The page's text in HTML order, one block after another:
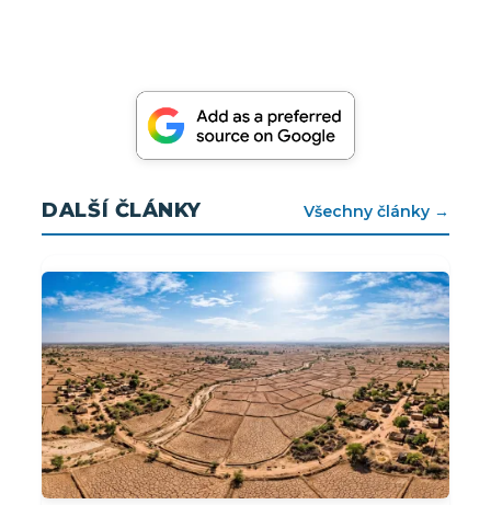
DALŠÍ ČLÁNKY Všechny články →